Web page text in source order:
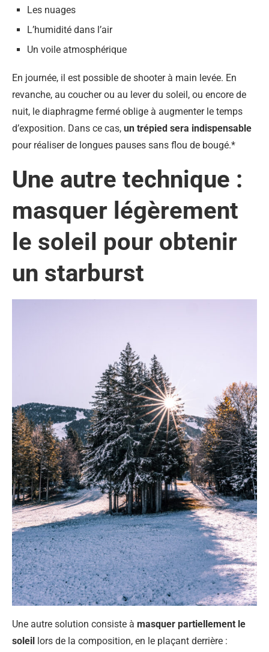
Les nuages
L’humidité dans l’air
Un voile atmosphérique
En journée, il est possible de shooter à main levée. En
revanche, au coucher ou au lever du soleil, ou encore de
nuit, le diaphragme fermé oblige à augmenter le temps
d’exposition. Dans ce cas, un trépied sera indispensable
pour réaliser de longues pauses sans flou de bougé.*
Une autre technique :
masquer légèrement
le soleil pour obtenir
un starburst
Une autre solution consiste à masquer partiellement le
soleil
lors de la composition, en le plaçant derrière :